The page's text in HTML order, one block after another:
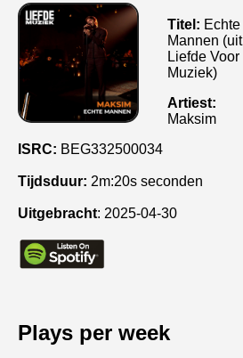
Titel: Echte
Mannen (uit
Liefde Voor
Muziek)
Artiest:
Maksim
ISRC: BEG332500034
Tijdsduur: 2m:20s seconden
Uitgebracht: 2025-04-30
Plays per week